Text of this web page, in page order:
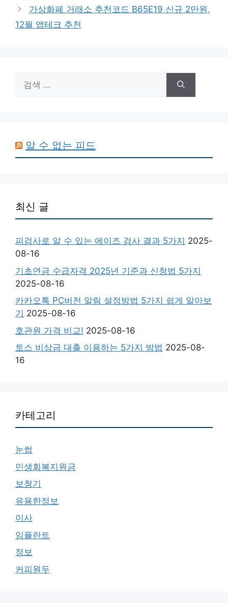
가상화폐 거래소 추천코드 B65E19 신규 2만원,
12월 앱테크 추천
색:
알 수 없는 피드
최신 글
피검사로 알 수 있는 에이즈 검사 결과 5가지 2025-
08-16
기초연금 수급자격 2025년 기준과 신청법 5가지
2025-08-16
카카오톡 PC버전 알림 설정방법 5가지 쉽게 알아보
기 2025-08-16
호관원 가격 비교! 2025-08-16
토스 비상금 대출 이용하는 5가지 방법 2025-08-
16
카테고리
눈썹
민생회복지원금
보청기
유용한정보
이사
임플란트
정보
커피원두